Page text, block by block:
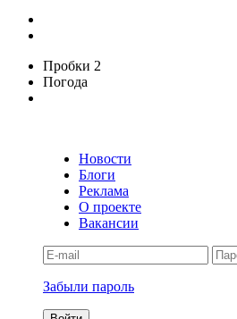
Пробки 2
Погода
Новости
Блоги
Реклама
О проекте
Вакансии
Забыли пароль